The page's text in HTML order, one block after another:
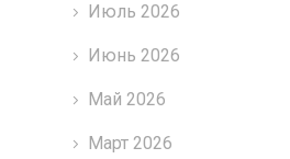
Июль 2026
Июнь 2026
Май 2026
Март 2026